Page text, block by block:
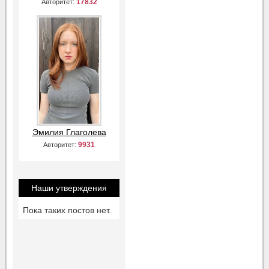
Авторитет:
Эмилия Глаголева
Авторитет: 9931
Наши утверждения
Пока таких постов нет.